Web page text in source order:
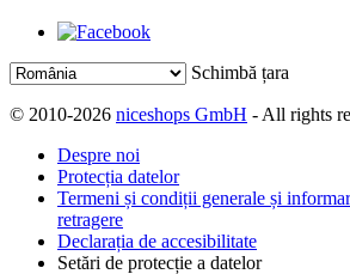
Schimbă țara
© 2010-2026 niceshops GmbH - All rights
Despre noi
Protecția datelor
Termeni și condiții generale și
retragere
Declarația de accesibilitate
Setări de protecție a datelor